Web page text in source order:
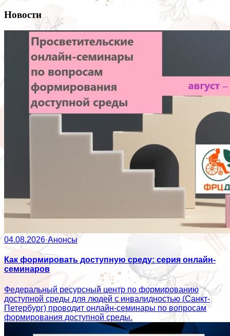
Новости
04.08.2026·Анонсы
Как формировать доступную среду: серия онлайн-
семинаров
Федеральный ресурсный центр по формированию
доступной среды для людей с инвалидностью (Санкт-
Петербург) проводит онлайн-семинары по вопросам
формирования доступной среды.